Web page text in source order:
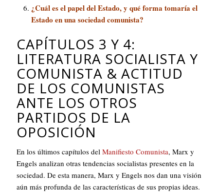
¿Cuál es el papel del Estado, y qué forma tomaría el
Estado en una sociedad comunista?
CAPÍTULOS 3 Y 4:
LITERATURA SOCIALISTA Y
COMUNISTA & ACTITUD
DE LOS COMUNISTAS
ANTE LOS OTROS
PARTIDOS DE LA
OPOSICIÓN
En los últimos capítulos del Manifiesto Comunista, Marx y
Engels analizan otras tendencias socialistas presentes en la
sociedad. De esta manera, Marx y Engels nos dan una visión
aún más profunda de las características de sus propias ideas.